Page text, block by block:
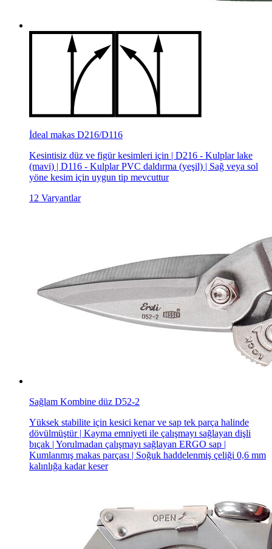
İdeal makas D216/D116
Kesintisiz düz ve figür kesimleri için | D216 - Kulplar lake
(mavi) | D116 - Kulplar PVC daldırma (yeşil) | Sağ veya sol
yöne kesim için uygun tip mevcuttur
12 Varyantlar
Sağlam Kombine düz D52-2
Yüksek stabilite için kesici kenar ve sap tek parça halinde
dövülmüştür | Kayma emniyeti ile çalışmayı sağlayan dişli
bıçak | Yorulmadan çalışmayı sağlayan ERGO sap |
Kumlanmış makas parçası | Soğuk haddelenmiş çeliği 0,6 mm
kalınlığa kadar keser